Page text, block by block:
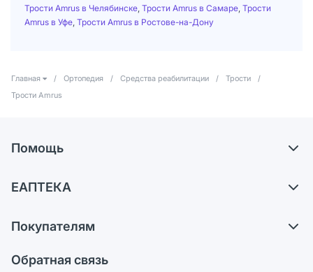
Трости Amrus в Челябинске Трости Amrus в Самаре Трости
Amrus в Уфе Трости Amrus в Ростове-на-Дону
Главная / Ортопедия / Средства реабилитации / Трости
/
Трости Amrus
Помощь
Самовывоз из аптек
Ответы на вопросы
ЕАПТЕКА
Карьера
Поставщики
Покупателям
Обратная связь